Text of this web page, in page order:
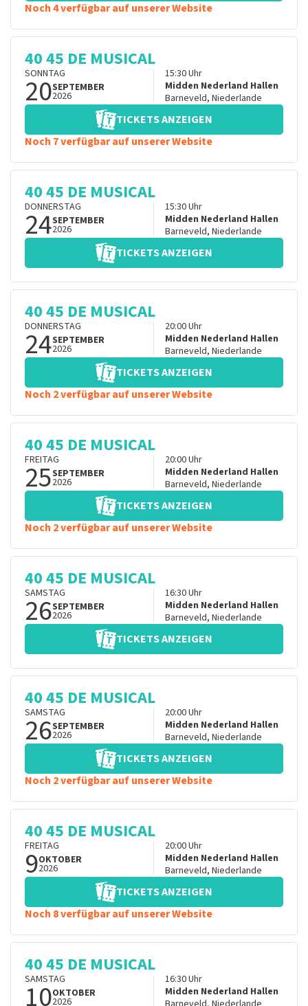
Noch 4 verfügbar auf unserer Website
40 45 DE MUSICAL
SONNTAG
20SEPTEMBER
2026
15:30Uhr
Midden Nederland Hallen
Barneveld, Niederlande
TICKETS ANZEIGEN
Noch 7 verfügbar auf unserer Website
40 45 DE MUSICAL
DONNERSTAG
24SEPTEMBER
2026
15:30Uhr
Midden Nederland Hallen
Barneveld, Niederlande
TICKETS ANZEIGEN
40 45 DE MUSICAL
DONNERSTAG
24SEPTEMBER
2026
20:00Uhr
Midden Nederland Hallen
Barneveld, Niederlande
TICKETS ANZEIGEN
Noch 2 verfügbar auf unserer Website
40 45 DE MUSICAL
FREITAG
25SEPTEMBER
2026
20:00Uhr
Midden Nederland Hallen
Barneveld, Niederlande
TICKETS ANZEIGEN
Noch 2 verfügbar auf unserer Website
40 45 DE MUSICAL
SAMSTAG
26SEPTEMBER
2026
16:30Uhr
Midden Nederland Hallen
Barneveld, Niederlande
TICKETS ANZEIGEN
40 45 DE MUSICAL
SAMSTAG
26SEPTEMBER
2026
20:00Uhr
Midden Nederland Hallen
Barneveld, Niederlande
TICKETS ANZEIGEN
Noch 2 verfügbar auf unserer Website
40 45 DE MUSICAL
FREITAG
9OKTOBER
2026
20:00Uhr
Midden Nederland Hallen
Barneveld, Niederlande
TICKETS ANZEIGEN
Noch 8 verfügbar auf unserer Website
40 45 DE MUSICAL
SAMSTAG
10OKTOBER
2026
16:30Uhr
Midden Nederland Hallen